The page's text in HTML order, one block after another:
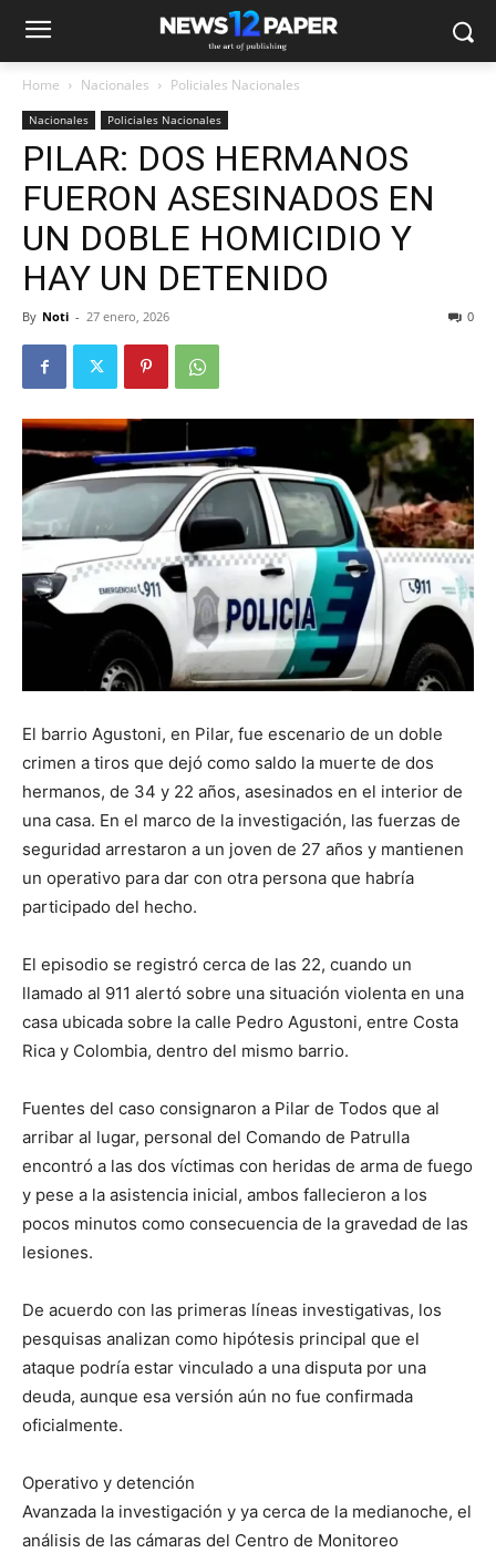
Home Nacionales Policiales Nacionales
Nacionales Policiales Nacionales
PILAR: DOS HERMANOS
FUERON ASESINADOS EN
UN DOBLE HOMICIDIO Y
HAY UN DETENIDO
By Noti - 27 enero, 2026 0
El barrio Agustoni, en Pilar, fue escenario de un doble
crimen a tiros que dejó como saldo la muerte de dos
hermanos, de 34 y 22 años, asesinados en el interior de
una casa. En el marco de la investigación, las fuerzas de
seguridad arrestaron a un joven de 27 años y mantienen
un operativo para dar con otra persona que habría
participado del hecho.
El episodio se registró cerca de las 22, cuando un
llamado al 911 alertó sobre una situación violenta en una
casa ubicada sobre la calle Pedro Agustoni, entre Costa
Rica y Colombia, dentro del mismo barrio.
Fuentes del caso consignaron a Pilar de Todos que al
arribar al lugar, personal del Comando de Patrulla
encontró a las dos víctimas con heridas de arma de fuego
y pese a la asistencia inicial, ambos fallecieron a los
pocos minutos como consecuencia de la gravedad de las
lesiones.
De acuerdo con las primeras líneas investigativas, los
pesquisas analizan como hipótesis principal que el
ataque podría estar vinculado a una disputa por una
deuda, aunque esa versión aún no fue confirmada
oficialmente.
Operativo y detención
Avanzada la investigación y ya cerca de la medianoche, el
análisis de las cámaras del Centro de Monitoreo